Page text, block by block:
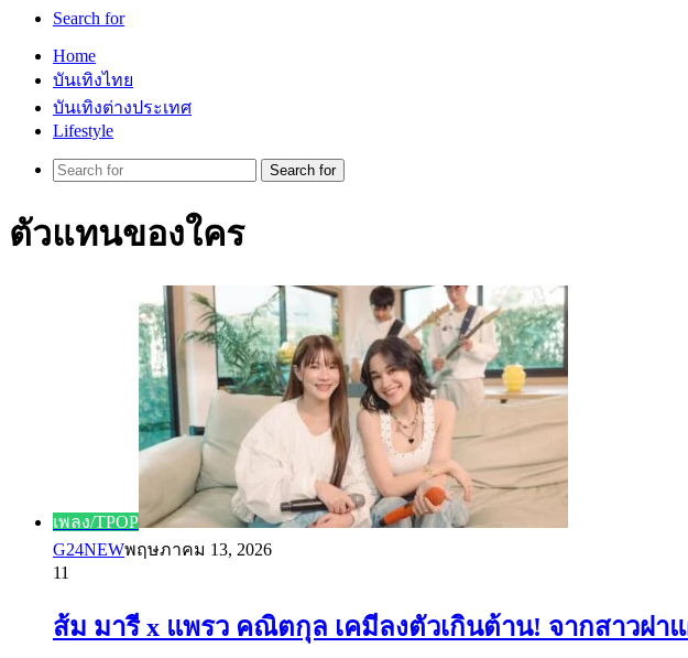
Search for
Home
บันเทิงไทย
บันเทิงต่างประเทศ
Lifestyle
Search for
ตัวแทนของใคร
เพลง/TPOP
G24NEWพฤษภาคม 13, 2026
11
ส้ม มารี x แพรว คณิตกุล เคมีลงตัวเกินต้าน! จากสาวฝา